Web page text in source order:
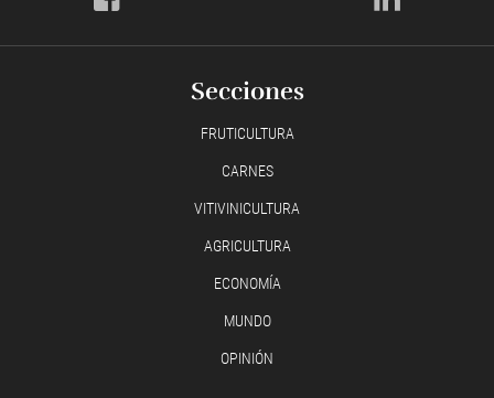
Secciones
FRUTICULTURA
CARNES
VITIVINICULTURA
AGRICULTURA
ECONOMÍA
MUNDO
OPINIÓN